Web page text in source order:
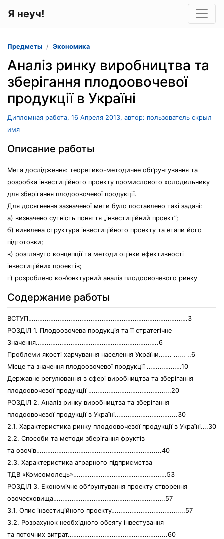
Я неуч!
Предметы Экономика
Аналіз ринку виробництва та
зберігання плодоовочевої
продукції в Україні
Дипломная работа, 16 Апреля 2013, автор: пользователь скрыл
имя
Описание работы
Мета дослідження: теоретико-методичне обґрунтування та
розробка інвестиційного проекту промислового холодильнику
для зберігання плодоовочевої продукції.
Для досягнення зазначеної мети було поставлено такі задачі:
а) визначено сутність поняття „інвестиційний проект”;
б) виявлена структура інвестиційного проекту та етапи його
підготовки;
в) розглянуто концепції та методи оцінки ефективності
інвестиційних проектів;
г) розроблено кон’юнктурний аналіз плодоовочевого ринку
Содержание работы
ВСТУП……………………………………………………………………………3
РОЗДІЛ 1. Плодоовочева продукція та її стратегічне
Значення………………………………………………………….6
Проблеми якості харчування населення України……. …... ..6
Місце та значення плодоовочевої продукції ……….………10
Державне регулювання в сфері виробництва та зберігання
плодоовочевої продукції ……………………………………...20
РОЗДІЛ 2. Аналіз ринку виробництва та зберігання
плодоовочевої продукції в Україні…………………………....30
2.1. Характеристика ринку плодоовочевої продукції в Україні….30
2.2. Способи та методи зберігання фруктів
та овочів……………………………………………………….....40
2.3. Характеристика аграрного підприємства
ТДВ «Комсомолець»……………………………………………53
РОЗДІЛ 3. Економічне обґрунтування проекту створення
овочесховища…………………………………………………….57
3.1. Опис інвестиційного проекту………………………………....57
3.2. Розрахунок необхідного обсягу інвестування
та поточних витрат…………………………………………......60